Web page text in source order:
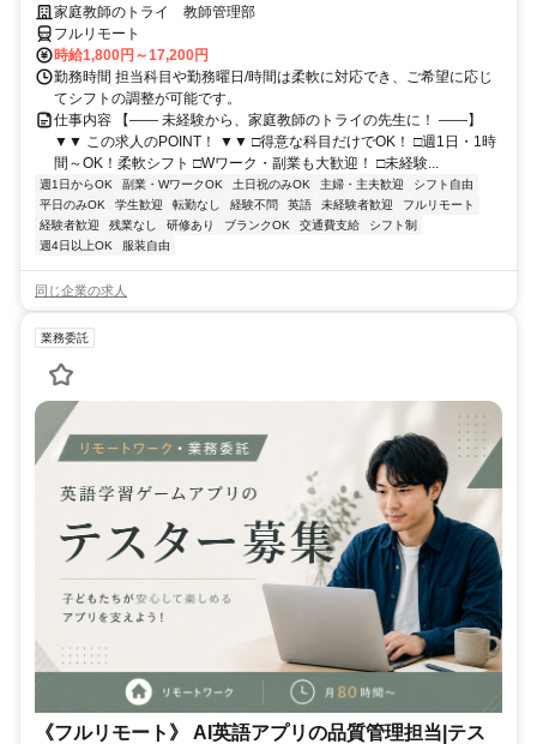
家庭教師のトライ 教師管理部
フルリモート
時給1,800円～17,200円
勤務時間 担当科目や勤務曜日/時間は柔軟に対応でき、ご希望に応じ
てシフトの調整が可能です。
仕事内容 【―― 未経験から、家庭教師のトライの先生に！ ――】
▼▼ この求人のPOINT！ ▼▼ □得意な科目だけでOK！ □週1日・1時
間～OK！柔軟シフト □Wワーク・副業も大歓迎！ □未経験...
週1日からOK 副業・WワークOK 土日祝のみOK 主婦・主夫歓迎
シフト自由
平日のみOK
学生歓迎 転勤なし 経験不問 英語 未経験者歓迎
フルリモート
経験者歓迎
残業なし 研修あり ブランクOK 交通費支給
シフト制
週4日以上OK
服装自由
同じ企業の求人
業務委託
《フルリモート》 AI英語アプリの品質管理担当|テス